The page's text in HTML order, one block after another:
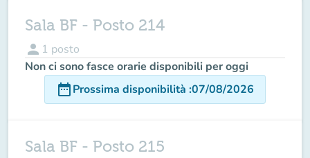
Sala BF - Posto 214
person 1 posto
Non ci sono fasce orarie disponibili per oggi
date_rangeProssima disponibilità :07/08/2026
Sala BF - Posto 215